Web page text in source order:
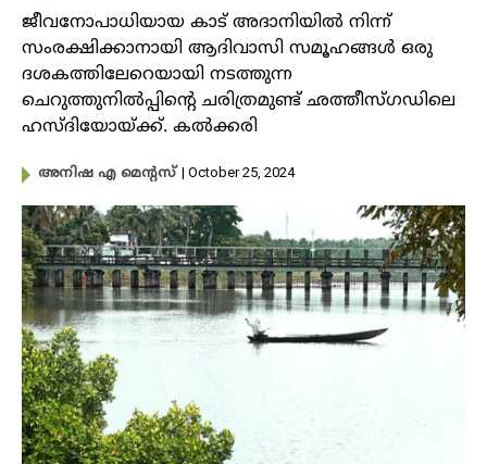
ജീവനോപാധിയായ കാട് അദാനിയിൽ നിന്ന്
സംരക്ഷിക്കാനായി ആദിവാസി സമൂഹങ്ങൾ ഒരു
ദശകത്തിലേറെയായി നടത്തുന്ന
ചെറുത്തുനിൽപ്പിന്റെ ചരിത്രമുണ്ട് ഛത്തീസ്ഗഡിലെ
ഹസ്ദിയോയ്ക്ക്. കൽക്കരി
അനിഷ എ മെന്റസ് | October 25, 2024